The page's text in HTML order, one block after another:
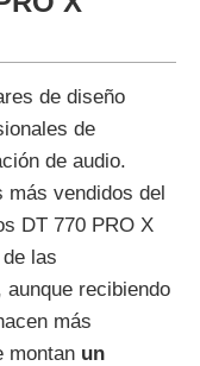
de diseño
de
de audio.
más vendidos del
DT 770 PRO X
las
recibiendo
más
montan un